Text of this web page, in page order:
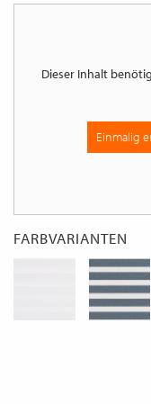
Dieser Inhalt
Einmalig
FARBVARIANTEN